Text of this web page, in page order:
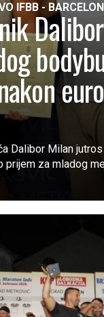
IFBB -
Dalibor Milan
prijem za mladog